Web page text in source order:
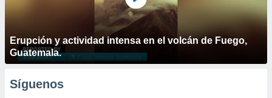
Erupción y actividad intensa en el volcán de Fuego,
Guatemala.
Síguenos